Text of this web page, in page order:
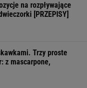
na rozpływające
[PRZEPISY]
Trzy proste
z mascarpone,